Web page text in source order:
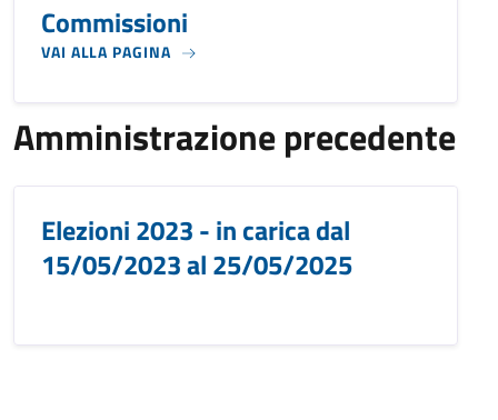
Commissioni
VAI ALLA PAGINA
Amministrazione precedente
Elezioni 2023 - in carica dal
15/05/2023 al 25/05/2025